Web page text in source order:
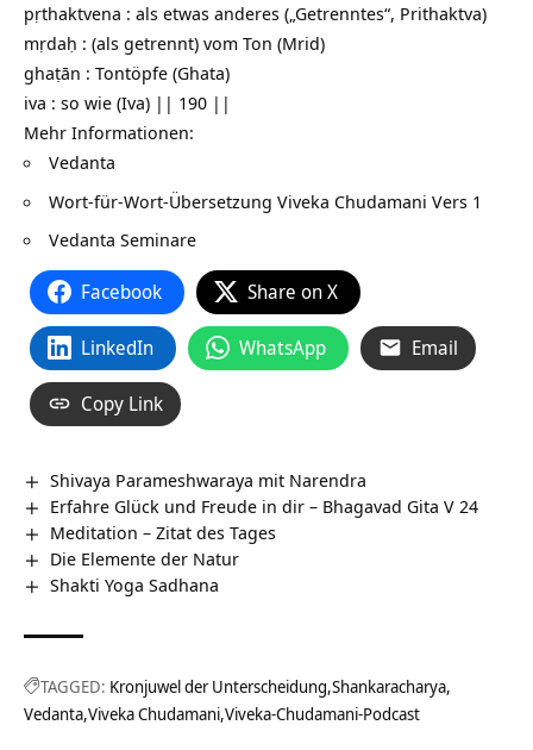
pṛthaktvena : als etwas anderes („Getrenntes“, Prithaktva)
mṛdaḥ : (als getrennt) vom Ton (Mrid)
ghaṭān : Tontöpfe (Ghata)
iva : so wie (Iva) || 190 ||
Mehr Informationen:
Vedanta
Wort-für-Wort-Übersetzung Viveka Chudamani Vers 1
Vedanta Seminare
Facebook Share on X
LinkedIn WhatsApp Email
Copy Link
Shivaya Parameshwaraya mit Narendra
Erfahre Glück und Freude in dir – Bhagavad Gita V 24
Meditation – Zitat des Tages
Die Elemente der Natur
Shakti Yoga Sadhana
TAGGED: Kronjuwel der Unterscheidung Shankaracharya
Vedanta Viveka Chudamani Viveka-Chudamani-Podcast